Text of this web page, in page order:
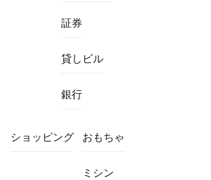
証券
貸しビル
銀行
ショッピング おもちゃ
ミシン